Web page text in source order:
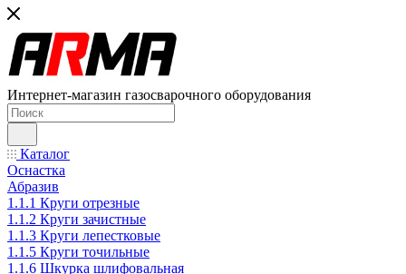
Интернет-магазин газосварочного оборудования
Каталог
Оснастка
Абразив
1.1.1 Круги отрезные
1.1.2 Круги зачистные
1.1.3 Круги лепестковые
1.1.5 Круги точильные
1.1.6 Шкурка шлифовальная